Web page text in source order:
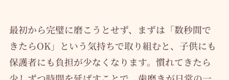
最初から完璧に磨こうとせず、まずは「数秒間で
きたらOK」という気持ちで取り組むと、子供にも
保護者にも負担が少なくなります。慣れてきたら